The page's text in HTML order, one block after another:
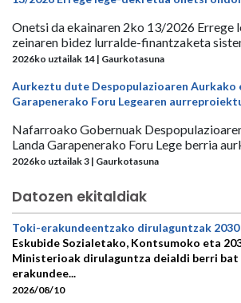
Onetsi da ekainaren 2ko 13/2026 Errege
zeinaren bidez lurralde-finantzaketa
2026ko uztailak 14 | Gaurkotasuna
Aurkeztu dute Despopulazioaren Aurkako
Garapenerako Foru Legearen
Nafarroako Gobernuak
Landa Garapenerako Foru Lege berria
2026ko uztailak 3 | Gaurkotasuna
Datozen ekitaldiak
Toki-erakundeentzako dirulaguntzak
Eskubide Sozialetako, Kontsumoko eta
Ministerioak dirulaguntza deialdi berri bat
erakundee...
2026/08/10